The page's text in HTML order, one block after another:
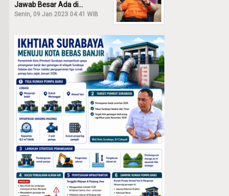
Jawab Besar Ada di
Pemprov, Bukan DPRD Jatim!
Senin, 09 Jan 2023 04:41 WIB